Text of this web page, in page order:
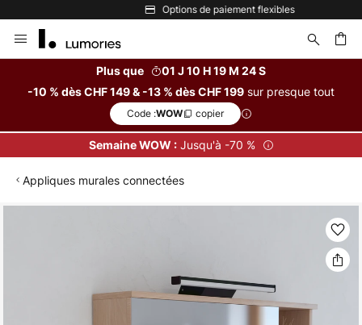
Options de paiement flexibles
Allez
au
Plus que
01 J 10 H 19 M 24 S
-10 % dès CHF 149 & -13 % dès CHF 199 sur presque tout
Code :WOW copier
Semaine WOW :Jusqu'à -70 %
Appliques murales connectées